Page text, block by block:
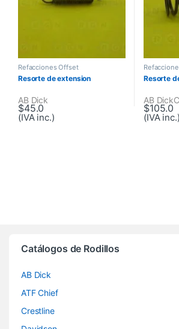
Refacciones Offset
Resorte de extension
AB Dick
$45.0
(IVA inc.)
Resorte
AB Dick
$105.0
(IVA inc.)
Catálogos de Rodillos
AB Dick
ATF Chief
Crestline